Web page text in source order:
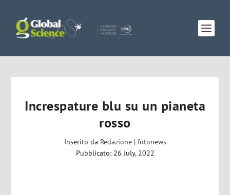
Increspature blu su un pianeta
rosso
Inserito da Redazione| fotonews
Pubblicato: 26 July, 2022